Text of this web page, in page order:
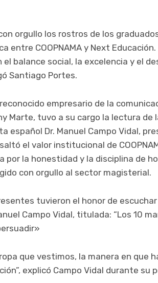
orgullo los rostros de los
entre COOPNAMA y Next
balance social, la excelencia y el
Santiago Portes.
empresario de la
Marte, tuvo a su cargo la lectura de
español Dr. Manuel Campo Vidal,
el valor institucional de
por la honestidad y la disciplina de
con orgullo al sector magisterial.
tuvieron el honor de
Campo Vidal, titulada: “Los 10
que vestimos, la manera en que
explicó Campo Vidal durante su